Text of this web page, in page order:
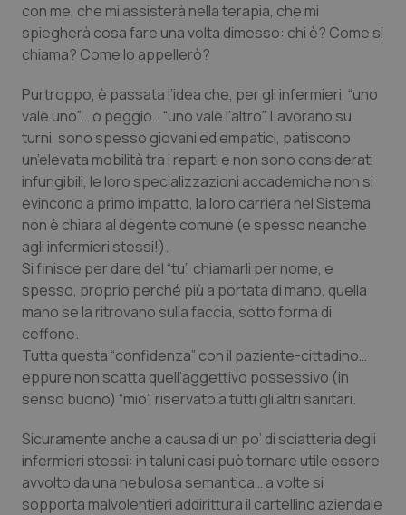
Quotidiano Pediatria
Rene & patologie urogenitali
Salute orale & impianti
Sangue & coagulazione
Tiroide
Tumore al seno
Tumore ovarico
Tumori del Polmone & Testa Collo
Tumori gastrointestinali
Ulcera & Reflusso
Vaccini
con me, che mi assisterà nella terapia, che mi
spiegherà cosa fare una volta dimesso: chi è? Come si
chiama? Come lo appellerò?
Purtroppo, è passata l’idea che, per gli infermieri, “uno
vale uno”… o peggio… “uno vale l’altro”. Lavorano su
turni, sono spesso giovani ed empatici, patiscono
un’elevata mobilità tra i reparti e non sono considerati
infungibili, le loro specializzazioni accademiche non si
evincono a primo impatto, la loro carriera nel Sistema
non è chiara al degente comune (e spesso neanche
agli infermieri stessi!).
Si finisce per dare del “tu”, chiamarli per nome, e
spesso, proprio perché più a portata di mano, quella
mano se la ritrovano sulla faccia, sotto forma di
ceffone.
Tutta questa “confidenza” con il paziente-cittadino…
eppure non scatta quell’aggettivo possessivo (in
senso buono) “mio”, riservato a tutti gli altri sanitari.
Sicuramente anche a causa di un po’ di sciatteria degli
infermieri stessi: in taluni casi può tornare utile essere
avvolto da una nebulosa semantica… a volte si
sopporta malvolentieri addirittura il cartellino aziendale